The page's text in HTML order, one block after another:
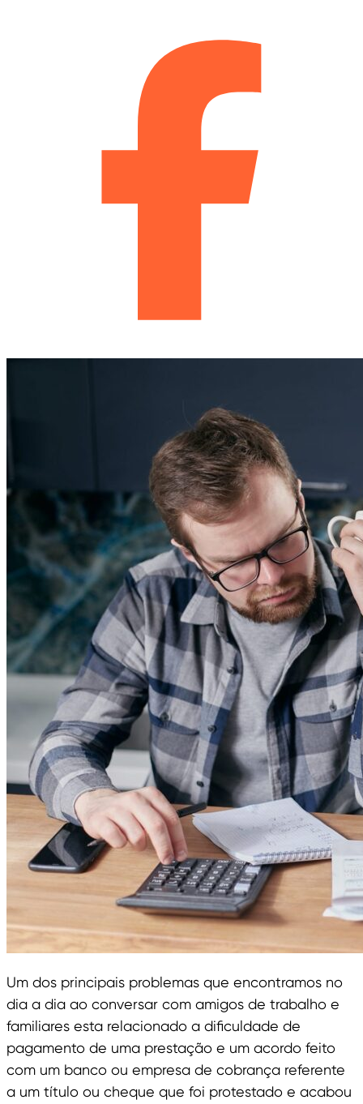
Um dos principais problemas que encontramos no
dia a dia ao conversar com amigos de trabalho e
familiares esta relacionado a dificuldade de
pagamento de uma prestação e um acordo feito
com um banco ou empresa de cobrança referente
a um título ou cheque que foi protestado e acabou